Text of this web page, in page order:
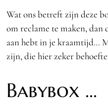
Wat ons betreft zijn deze
om reclame te maken,
aan hebt in je kraamtijd…
zijn, die hier zeker
Babybox …